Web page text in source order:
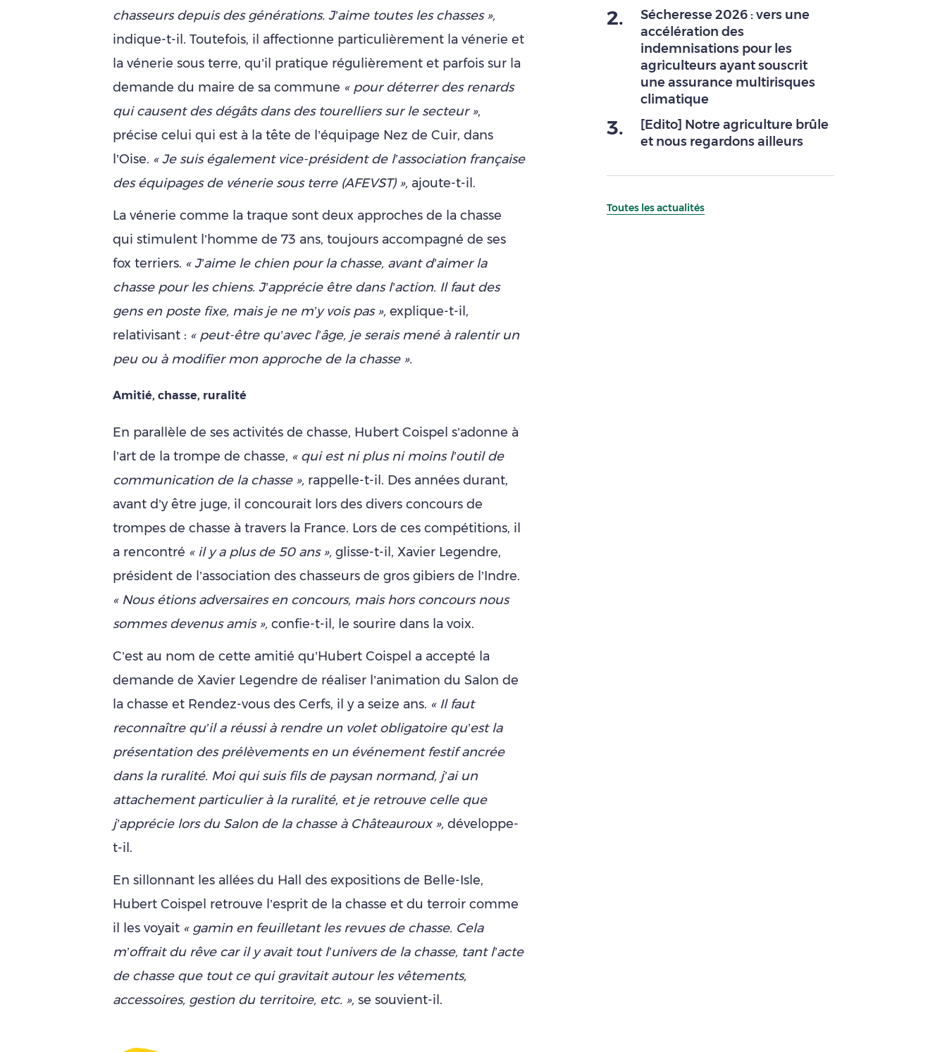
chasseurs depuis des générations. J’aime toutes les chasses »,
indique-t-il. Toutefois, il affectionne particulièrement la vénerie et
la vénerie sous terre, qu’il pratique régulièrement et parfois sur la
demande du maire de sa commune « pour déterrer des renards
qui causent des dégâts dans des tourelliers sur le secteur »,
précise celui qui est à la tête de l’équipage Nez de Cuir, dans
l’Oise. « Je suis également vice-président de l’association française
des équipages de vénerie sous terre (AFEVST) », ajoute-t-il.
La vénerie comme la traque sont deux approches de la chasse
qui stimulent l’homme de 73 ans, toujours accompagné de ses
fox terriers. « J’aime le chien pour la chasse, avant d’aimer la
chasse pour les chiens. J’apprécie être dans l’action. Il faut des
gens en poste fixe, mais je ne m’y vois pas », explique-t-il,
relativisant : « peut-être qu’avec l’âge, je serais mené à ralentir un
peu ou à modifier mon approche de la chasse ».
Amitié, chasse, ruralité
En parallèle de ses activités de chasse, Hubert Coispel s’adonne à
l’art de la trompe de chasse, « qui est ni plus ni moins l’outil de
communication de la chasse », rappelle-t-il. Des années durant,
avant d’y être juge, il concourait lors des divers concours de
trompes de chasse à travers la France. Lors de ces compétitions, il
a rencontré « il y a plus de 50 ans », glisse-t-il, Xavier Legendre,
président de l’association des chasseurs de gros gibiers de l’Indre.
« Nous étions adversaires en concours, mais hors concours nous
sommes devenus amis », confie-t-il, le sourire dans la voix.
C’est au nom de cette amitié qu’Hubert Coispel a accepté la
demande de Xavier Legendre de réaliser l’animation du Salon de
la chasse et Rendez-vous des Cerfs, il y a seize ans. « Il faut
reconnaître qu’il a réussi à rendre un volet obligatoire qu’est la
présentation des prélèvements en un événement festif ancrée
dans la ruralité. Moi qui suis fils de paysan normand, j’ai un
attachement particulier à la ruralité, et je retrouve celle que
j’apprécie lors du Salon de la chasse à Châteauroux », développe-
t-il.
En sillonnant les allées du Hall des expositions de Belle-Isle,
Hubert Coispel retrouve l’esprit de la chasse et du terroir comme
il les voyait « gamin en feuilletant les revues de chasse. Cela
m’offrait du rêve car il y avait tout l’univers de la chasse, tant l’acte
de chasse que tout ce qui gravitait autour les vêtements,
accessoires, gestion du territoire, etc. », se souvient-il.
2.
Sécheresse 2026 : vers une
accélération des
indemnisations pour les
agriculteurs ayant souscrit
une assurance multirisques
climatique
3.
[Edito] Notre agriculture brûle
et nous regardons ailleurs
Toutes les actualités